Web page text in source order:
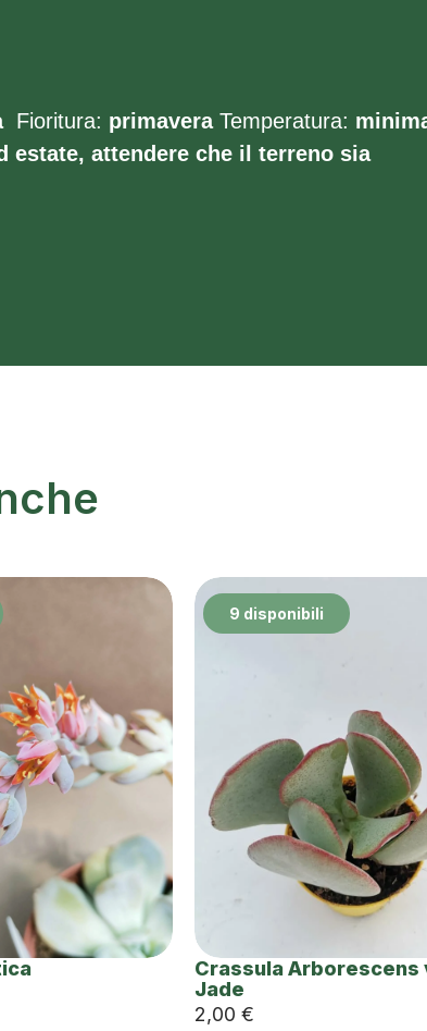
Fioritura: primaveraTemperatura:
estate, attendere che il terreno sia
9 disponibili
Crassula Arborescens
Jade
2,00 €